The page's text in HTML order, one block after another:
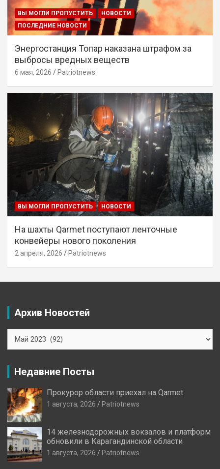
ВЫ МОГЛИ ПРОПУСТИТЬ
НОВОСТИ
ПОСЛЕДНИЕ НОВОСТИ
Энергостанция Топар наказана штрафом за
выбросы вредных веществ
6 мая, 2026 Patriotnews
ВЫ МОГЛИ ПРОПУСТИТЬ НОВОСТИ
На шахты Qarmet поступают ленточные
конвейеры нового поколения
2 апреля, 2026 Patriotnews
Архив Новостей
Новостей
Недавние Посты
Прокурор области приехал на Qarmet
1 августа, 2026 Patriotnews
14 железнодорожных вокзалов и платформ
обновили в Карагандинской области
1 августа, 2026 Patriotnews